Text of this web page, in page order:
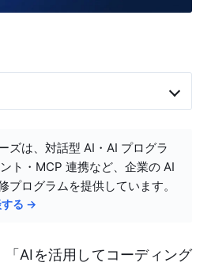
ズは、対話型 AI・AI プログラ
ト・MCP 連携など、企業の AI
プログラムを提供しています。
する →
「AIを活用してコーディング